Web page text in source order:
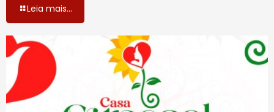
Leia mais...